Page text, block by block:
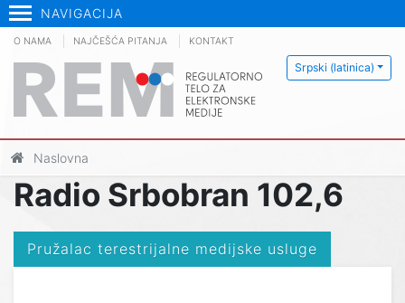
NAVIGACIJA
Srpski (latinica)
O NAMA NAJČEŠĆA PITANJA KONTAKT
Naslovna
Radio Srbobran 102,6
Pružalac terestrijalne medijske usluge